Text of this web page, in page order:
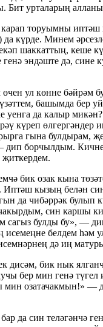
Бит урталарың
торуымны
күрде. Минем
шаккаттың, кеше
эндәште дә, сине
ул көнне бәйрәм
башымда бер
уенга да калыр
күреп өлгергәндер
гына булдырам,
дип борчылдым.
бик озак кына
кызың белән
да чибәррәк булып
син каршы
сагыз булды бу», —
исемеңне белдем һәм
дә иң
дисәм, бик нык
бер мин генә
мин озатачакмын!» —
да син теләгәнчә